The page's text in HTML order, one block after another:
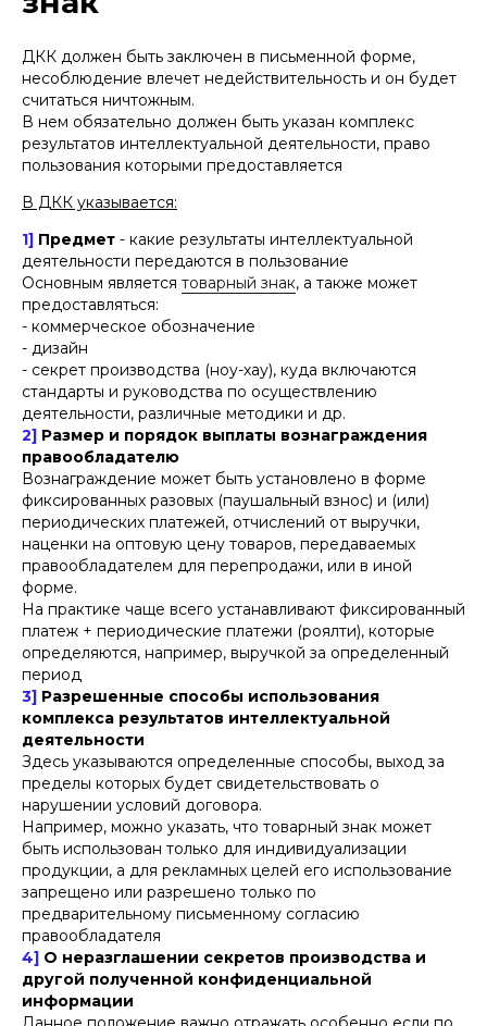
ДКК должен быть заключен в письменной форме,
несоблюдение влечет недействительность и он будет
считаться ничтожным.
В нем обязательно должен быть указан комплекс
результатов интеллектуальной деятельности, право
пользования которыми предоставляется
В ДКК указывается:
1] Предмет - какие результаты интеллектуальной
деятельности передаются в пользование
Основным является товарный знак, а также может
предоставляться:
- коммерческое обозначение
- дизайн
- секрет производства (ноу-хау), куда включаются
стандарты и руководства по осуществлению
деятельности, различные методики и др.
2] Размер и порядок выплаты вознаграждения
правообладателю
Вознаграждение может быть установлено в форме
фиксированных разовых (паушальный взнос) и (или)
периодических платежей, отчислений от выручки,
наценки на оптовую цену товаров, передаваемых
правообладателем для перепродажи, или в иной
форме.
На практике чаще всего устанавливают фиксированный
платеж + периодические платежи (роялти), которые
определяются, например, выручкой за определенный
период
3] Разрешенные способы использования
комплекса результатов интеллектуальной
деятельности
Здесь указываются определенные способы, выход за
пределы которых будет свидетельствовать о
нарушении условий договора.
Например, можно указать, что товарный знак может
быть использован только для индивидуализации
продукции, а для рекламных целей его использование
запрещено или разрешено только по
предварительному письменному согласию
правообладателя
4] О неразглашении секретов производства и
другой полученной конфиденциальной
информации
плодотворное сотрудничество!